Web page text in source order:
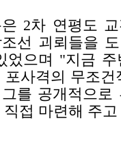
2차 연평도
선 괴뢰들을
었으며 "지금
포사격의 무조
를 공개적으
직접 마련해 주